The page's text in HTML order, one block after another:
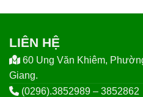
LIÊN HỆ
60 Ung Văn Khiêm,
Giang.
(0296).3852989 – 3852862